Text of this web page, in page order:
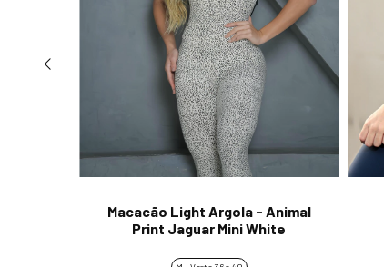
Macacão Light Argola - Animal
Print Jaguar Mini White